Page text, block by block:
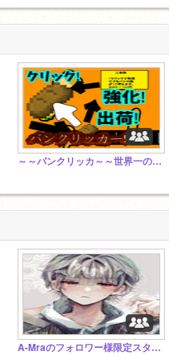
～～パンクリッカ～～世界一のパン屋を目指そう！
A-Mraのフォロワー様限定スタジオ！！